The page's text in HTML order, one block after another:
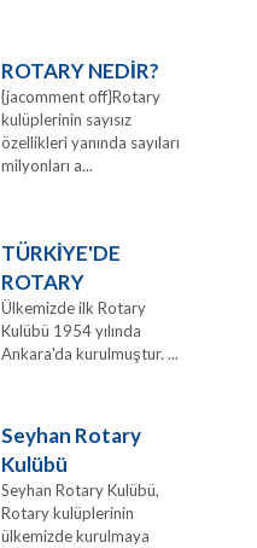
ROTARY NEDİR?
{jacomment off}Rotary
kulüplerinin sayısız
özellikleri yanında sayıları
milyonları a...
TÜRKİYE'DE
ROTARY
Ülkemizde ilk Rotary
Kulübü 1954 yılında
Ankara'da kurulmuştur. ...
Seyhan Rotary
Kulübü
Seyhan Rotary Kulübü,
Rotary kulüplerinin
ülkemizde kurulmaya